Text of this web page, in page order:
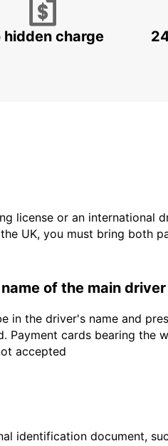
hidden charge
license or an international
UK, you must bring both
of the main driver
in the driver's name and
Payment cards bearing the
accepted
identification document,